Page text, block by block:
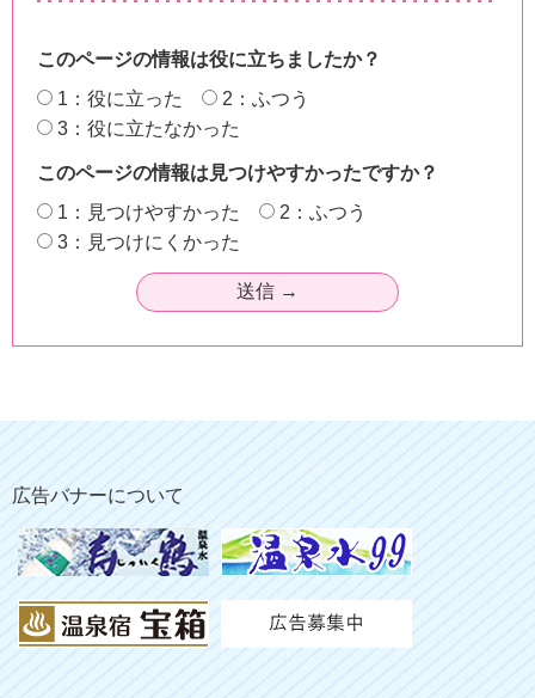
このページの情報は役に立ちましたか？
1：役に立った
2：ふつう
3：役に立たなかった
このページの情報は見つけやすかったですか？
1：見つけやすかった
2：ふつう
3：見つけにくかった
広告バナーについて